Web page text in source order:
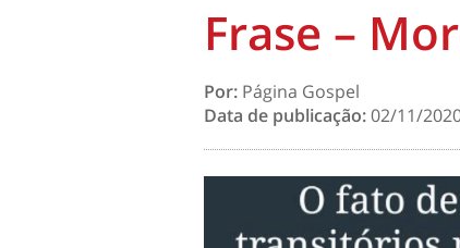
Frase –
Por: Página Gospel
Data de publicação:02/11/